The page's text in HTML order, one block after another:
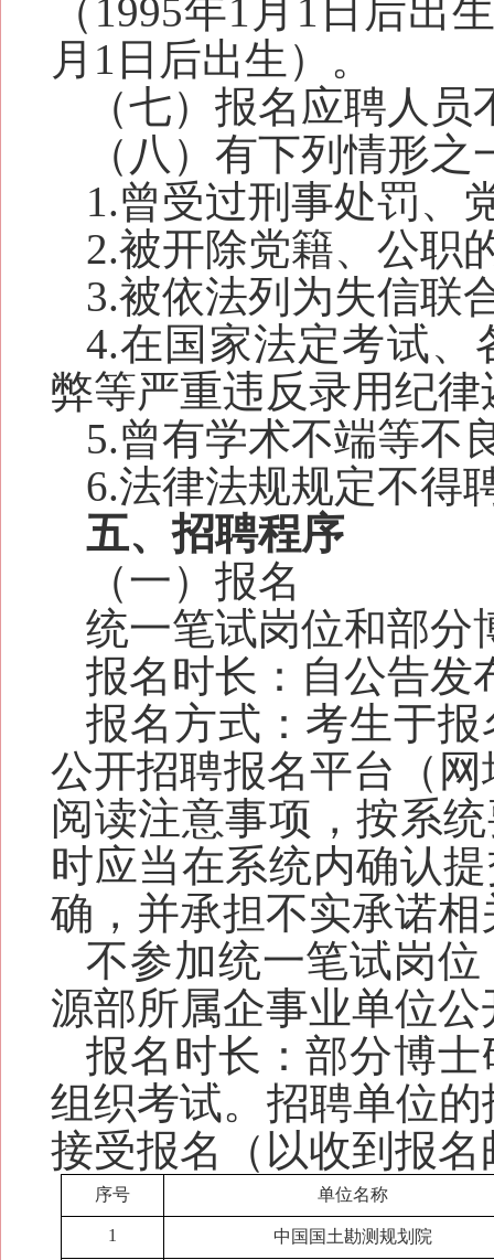
（1995年1月1日后出
月1日后出生）。
（七）报名应聘人
（八）有下列情形
1.曾受过刑事处罚、
2.被开除党籍、公职
3.被依法列为失信联
4.在国家法定考试
弊等严重违反录用纪
5.曾有学术不端等不
6.法律法规规定不得
五、招聘程序
（一）报名
统一笔试岗位和部分
报名时长：自公告发
报名方式：考生于
公开招聘报名平台（网
阅读注意事项，按系
时应当在系统内确认
确，并承担不实承诺相
不参加统一笔试岗位
源部所属企事业单位公
报名时长：部分博
组织考试。招聘单位的
接受报名（以收到报
序号 单位名称
1 中国国土勘测规划院